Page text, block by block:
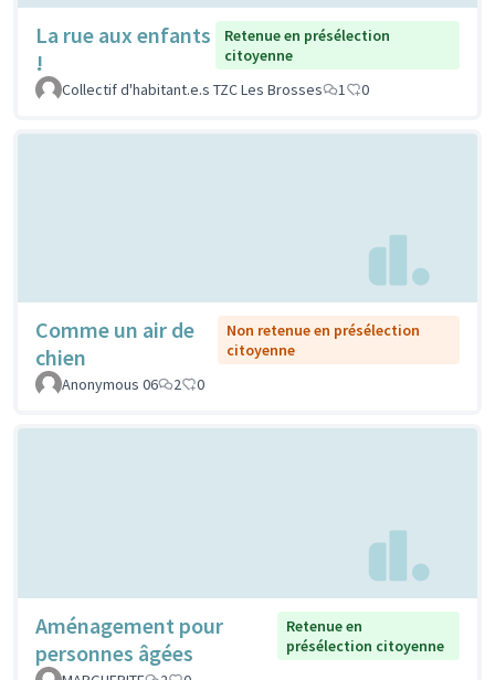
La rue aux enfants
!
Retenue en présélection
citoyenne
Collectif d'habitant.e.s TZC Les Brosses
1 0
Comme un air de
chien
Non retenue en présélection
citoyenne
Anonymous 06
2 0
Aménagement pour
personnes âgées
Retenue en
présélection citoyenne